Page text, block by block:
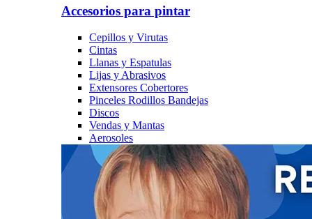
Accesorios para pintar
Cepillos y Virutas
Cintas
Llanas y Espatulas
Lijas y Abrasivos
Extensores Cobertores
Pinceles Rodillos Bandejas
Discos
Vendas y Mantas
Aerosoles